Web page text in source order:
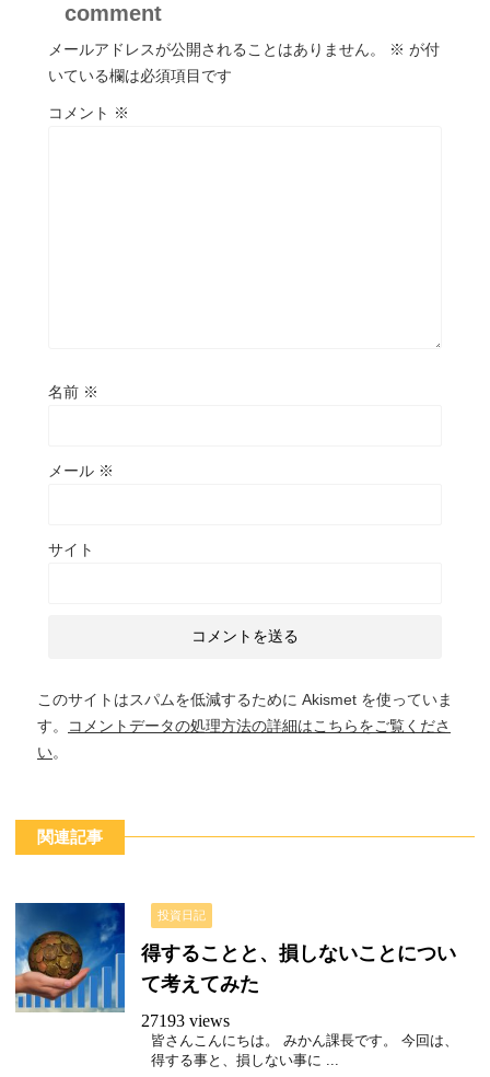
comment
メールアドレスが公開されることはありません。 ※ が付
いている欄は必須項目です
コメント ※
名前 ※
メール ※
サイト
このサイトはスパムを低減するために Akismet を使っていま
す。
コメントデータの処理方法の詳細はこちらをご覧くださ
い。
関連記事
投資日記
得することと、損しないことについ
て考えてみた
27193 views
皆さんこんにちは。 みかん課長です。 今回は、
得する事と、損しない事に ...